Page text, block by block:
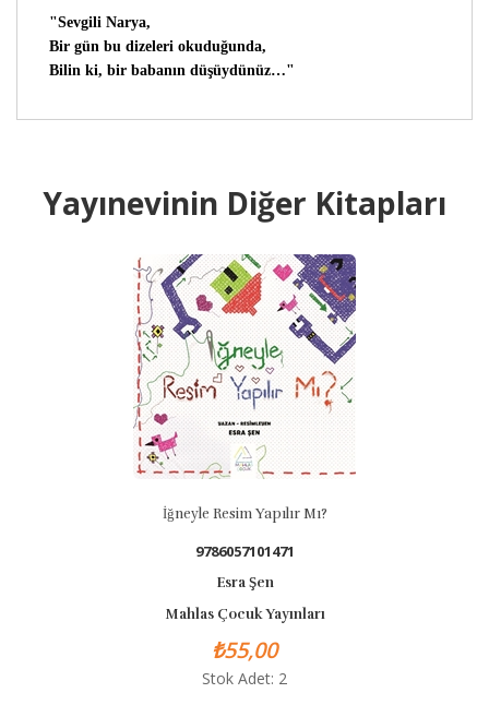
"Sevgili Narya,
Bir gün bu dizeleri okuduğunda,
Bilin ki, bir babanın düşüydünüz…"
Yayınevinin Diğer Kitapları
İğneyle Resim Yapılır Mı?
9786057101471
Esra Şen
Mahlas Çocuk Yayınları
₺55,00
Stok Adet: 2